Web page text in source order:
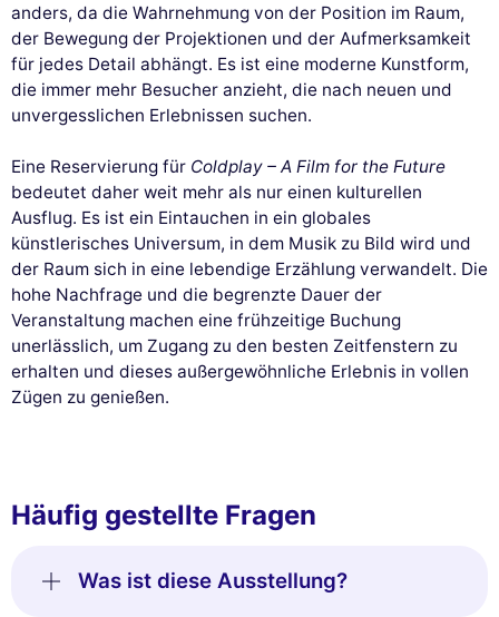
anders, da die Wahrnehmung von der Position im Raum,
der Bewegung der Projektionen und der Aufmerksamkeit
für jedes Detail abhängt. Es ist eine moderne Kunstform,
die immer mehr Besucher anzieht, die nach neuen und
unvergesslichen Erlebnissen suchen.
Eine Reservierung für Coldplay – A Film for the Future
bedeutet daher weit mehr als nur einen kulturellen
Ausflug. Es ist ein Eintauchen in ein globales
künstlerisches Universum, in dem Musik zu Bild wird und
der Raum sich in eine lebendige Erzählung verwandelt. Die
hohe Nachfrage und die begrenzte Dauer der
Veranstaltung machen eine frühzeitige Buchung
unerlässlich, um Zugang zu den besten Zeitfenstern zu
erhalten und dieses außergewöhnliche Erlebnis in vollen
Zügen zu genießen.
Häufig gestellte Fragen
Was ist diese Ausstellung?